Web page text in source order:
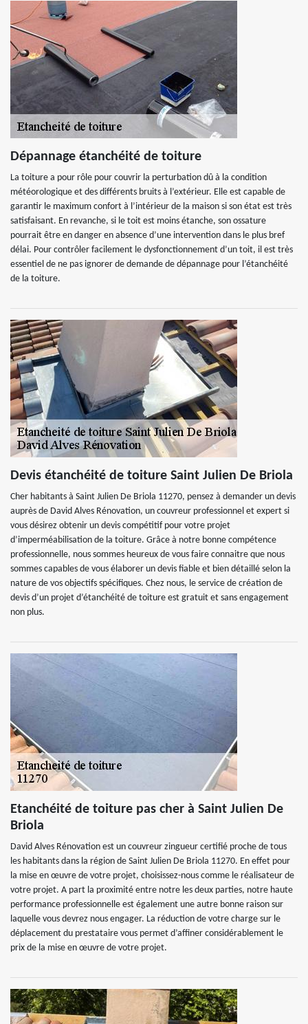
Dépannage étanchéité de toiture
La toiture a pour rôle pour couvrir la perturbation dû à la condition
météorologique et des différents bruits à l’extérieur. Elle est capable de
garantir le maximum confort à l’intérieur de la maison si son état est très
satisfaisant. En revanche, si le toit est moins étanche, son ossature
pourrait être en danger en absence d’une intervention dans le plus bref
délai. Pour contrôler facilement le dysfonctionnement d’un toit, il est très
essentiel de ne pas ignorer de demande de dépannage pour l’étanchéité
de la toiture.
Devis étanchéité de toiture Saint Julien De Briola
Cher habitants à Saint Julien De Briola 11270, pensez à demander un devis
auprès de David Alves Rénovation, un couvreur professionnel et expert si
vous désirez obtenir un devis compétitif pour votre projet
d’imperméabilisation de la toiture. Grâce à notre bonne compétence
professionnelle, nous sommes heureux de vous faire connaitre que nous
sommes capables de vous élaborer un devis fiable et bien détaillé selon la
nature de vos objectifs spécifiques. Chez nous, le service de création de
devis d’un projet d’étanchéité de toiture est gratuit et sans engagement
non plus.
Etanchéité de toiture pas cher à Saint Julien De
Briola
David Alves Rénovation est un couvreur zingueur certifié proche de tous
les habitants dans la région de Saint Julien De Briola 11270. En effet pour
la mise en œuvre de votre projet, choisissez-nous comme le réalisateur de
votre projet. A part la proximité entre notre les deux parties, notre haute
performance professionnelle est également une autre bonne raison sur
laquelle vous devrez nous engager. La réduction de votre charge sur le
déplacement du prestataire vous permet d’affiner considérablement le
prix de la mise en œuvre de votre projet.